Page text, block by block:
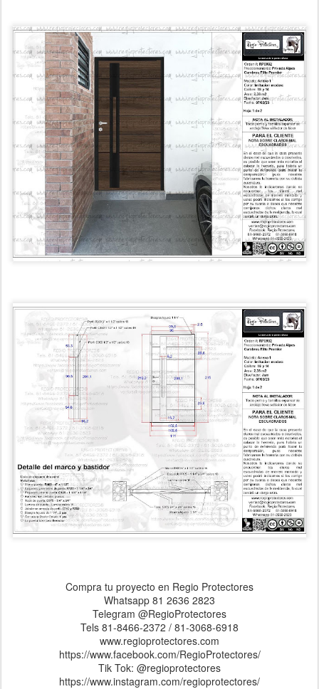
Compra tu proyecto en Regio Protectores
Whatsapp 81 2636 2823
Telegram @RegioProtectores
Tels 81-8466-2372 / 81-3068-6918
www.regioprotectores.com
https://www.facebook.com/RegioProtectores/
Tik Tok: @regioprotectores
https://www.instagram.com/regioprotectores/